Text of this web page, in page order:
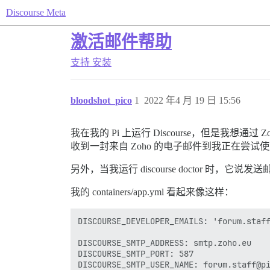
Discourse Meta
激活邮件帮助
支持 安装
bloodshot_pico 2022 年4 月 19 日 15:56
1
我在我的 Pi 上运行 Discourse，但是我想通过
收到一封来自 Zoho 的电子邮件到我正在尝试
另外，当我运行 discourse doctor 时，它说发送
我的 containers/app.yml 看起来像这样：
DISCOURSE_DEVELOPER_EMAILS:
DISCOURSE_SMTP_ADDRESS: smtp.zoho.eu
DISCOURSE_SMTP_PORT: 587
DISCOURSE_SMTP_USER_NAME: